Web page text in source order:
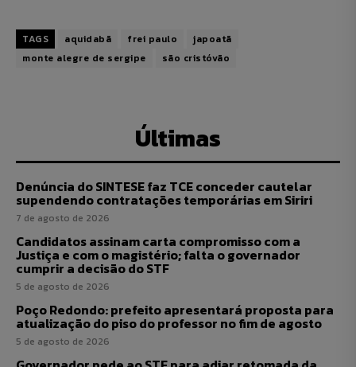
TAGS aquidabã frei paulo
japoatã
monte alegre de sergipe
são cristóvão
Últimas
Denúncia do SINTESE faz TCE conceder cautelar
supendendo contratações temporárias em Siriri
7 de agosto de 2026
Candidatos assinam carta compromisso com a
Justiça e com o magistério; falta o governador
cumprir a decisão do STF
5 de agosto de 2026
Poço Redondo: prefeito apresentará proposta para
atualização do piso do professor no fim de agosto
5 de agosto de 2026